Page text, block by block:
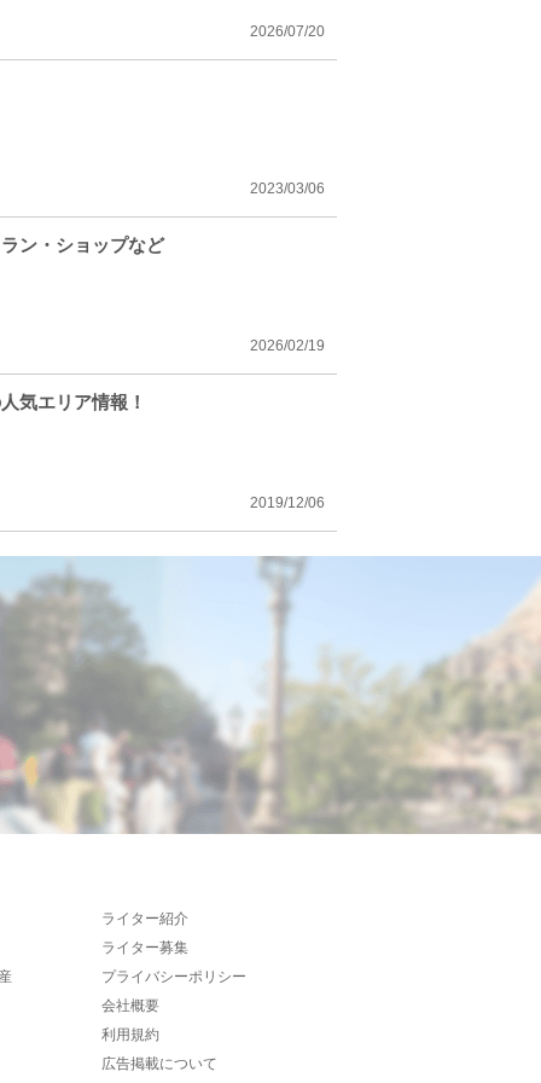
2026/07/20
2023/03/06
ン・ショップなど
2026/02/19
気エリア情報！
2019/12/06
ライター紹介
ライター募集
プライバシーポリシー
会社概要
利用規約
広告掲載について